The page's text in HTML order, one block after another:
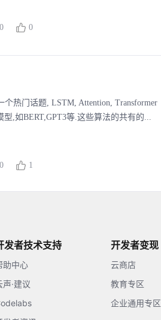
0 0
热门话题, LSTM, Attention, Transformer
,如BERT,GPT3等.这些算法的共有的...
0 1
发者技术支持
助中心
声·建议
开发者变现
云商店
教育专区
企业通用专区